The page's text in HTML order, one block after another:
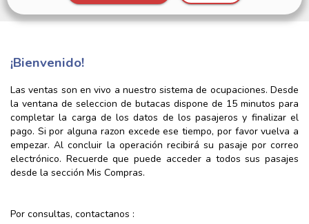
¡Bienvenido!
Las ventas son en vivo a nuestro sistema de ocupaciones. Desde
la ventana de seleccion de butacas dispone de 15 minutos para
completar la carga de los datos de los pasajeros y finalizar el
pago. Si por alguna razon excede ese tiempo, por favor vuelva a
empezar. Al concluir la operación recibirá su pasaje por correo
electrónico. Recuerde que puede acceder a todos sus pasajes
desde la sección Mis Compras.
Por consultas, contactanos :